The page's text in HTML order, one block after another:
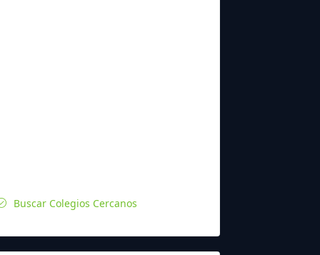
Buscar Colegios Cercanos